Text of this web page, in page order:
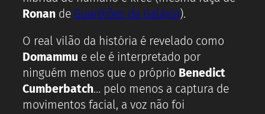
Ronande Guardiões da Galáxia).
O real vilão da história é revelado como
Domammu e ele é interpretado por
ninguém menos que o próprio Benedict
Cumberbatch… pelo menos a captura de
movimentos facial, a voz não foi